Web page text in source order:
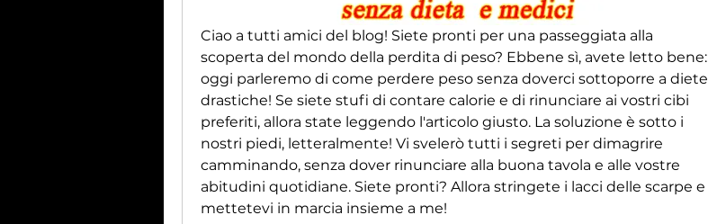
Ciao a tutti amici del blog! Siete pronti per una passeggiata alla
scoperta del mondo della perdita di peso? Ebbene sì, avete letto bene:
oggi parleremo di come perdere peso senza doverci sottoporre a diete
drastiche! Se siete stufi di contare calorie e di rinunciare ai vostri cibi
preferiti, allora state leggendo l'articolo giusto. La soluzione è sotto i
nostri piedi, letteralmente! Vi svelerò tutti i segreti per dimagrire
camminando, senza dover rinunciare alla buona tavola e alle vostre
abitudini quotidiane. Siete pronti? Allora stringete i lacci delle scarpe e
mettetevi in marcia insieme a me!